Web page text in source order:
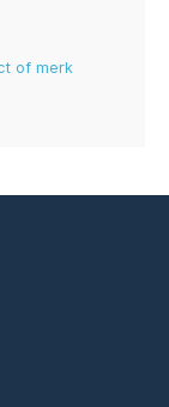
of merk